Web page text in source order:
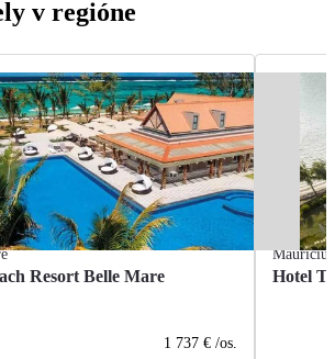
v regióne
Resort Belle Mare
1 737 € /os.
Maurícius
Hotel